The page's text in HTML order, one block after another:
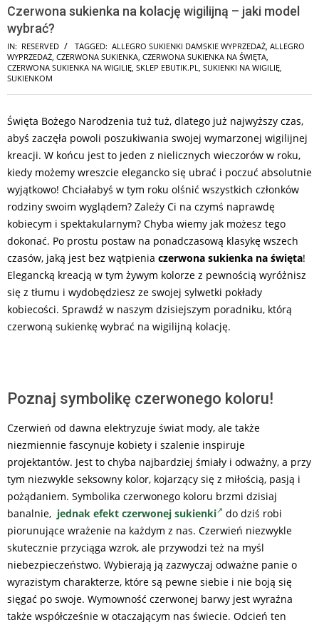
Czerwona sukienka na kolację wigilijną – jaki model
wybrać?
IN: RESERVED TAGGED: ALLEGRO SUKIENKI DAMSKIE WYPRZEDAŻ ALLEGRO
WYPRZEDAŻ CZERWONA SUKIENKA CZERWONA SUKIENKA NA ŚWIĘTA
CZERWONA SUKIENKA NA WIGILIĘ SKLEP EBUTIK.PL SUKIENKI NA WIGILIĘ
SUKIENKOM
Święta Bożego Narodzenia tuż tuż, dlatego już najwyższy czas,
abyś zaczęła powoli poszukiwania swojej wymarzonej wigilijnej
kreacji. W końcu jest to jeden z nielicznych wieczorów w roku,
kiedy możemy wreszcie elegancko się ubrać i poczuć absolutnie
wyjątkowo! Chciałabyś w tym roku olśnić wszystkich członków
rodziny swoim wyglądem? Zależy Ci na czymś naprawdę
kobiecym i spektakularnym? Chyba wiemy jak możesz tego
dokonać. Po prostu postaw na ponadczasową klasykę wszech
czasów, jaką jest bez wątpienia czerwona sukienka na święta!
Elegancką kreacją w tym żywym kolorze z pewnością wyróżnisz
się z tłumu i wydobędziesz ze swojej sylwetki pokłady
kobiecości. Sprawdź w naszym dzisiejszym poradniku, którą
czerwoną sukienkę wybrać na wigilijną kolację.
Poznaj symbolikę czerwonego koloru!
Czerwień od dawna elektryzuje świat mody, ale także
niezmiennie fascynuje kobiety i szalenie inspiruje
projektantów. Jest to chyba najbardziej śmiały i odważny, a przy
tym niezwykle seksowny kolor, kojarzący się z miłością, pasją i
pożądaniem. Symbolika czerwonego koloru brzmi dzisiaj
banalnie, jednak efekt czerwonej sukienki
do dziś robi
piorunujące wrażenie na każdym z nas. Czerwień niezwykle
skutecznie przyciąga wzrok, ale przywodzi też na myśl
niebezpieczeństwo. Wybierają ją zazwyczaj odważne panie o
wyrazistym charakterze, które są pewne siebie i nie boją się
sięgać po swoje. Wymowność czerwonej barwy jest wyraźna
także współcześnie w otaczającym nas świecie. Odcień ten